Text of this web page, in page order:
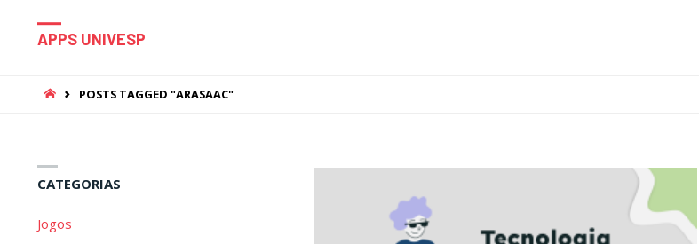
APPS UNIVESP
HOMEPOSTS TAGGED "ARASAAC"
CATEGORIAS
Jogos